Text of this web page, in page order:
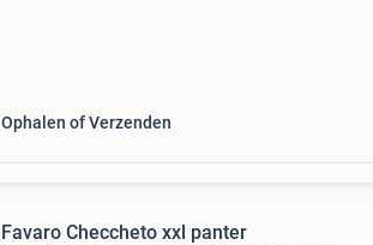
Ophalen of Verzenden
Favaro Checcheto xxl panter